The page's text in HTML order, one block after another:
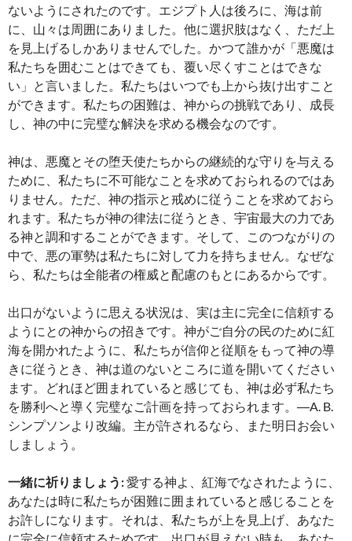
ないようにされたのです。エジプト人は後ろに、海は前
に、山々は周囲にありました。他に選択肢はなく、ただ上
を見上げるしかありませんでした。かつて誰かが「悪魔は
私たちを囲むことはできても、覆い尽くすことはできな
い」と言いました。私たちはいつでも上から抜け出すこと
ができます。私たちの困難は、神からの挑戦であり、成長
し、神の中に完璧な解決を求める機会なのです。
神は、悪魔とその堕天使たちからの継続的な守りを与える
ために、私たちに不可能なことを求めておられるのではあ
りません。ただ、神の指示と戒めに従うことを求めておら
れます。私たちが神の律法に従うとき、宇宙最大の力であ
る神と調和することができます。そして、このつながりの
中で、悪の軍勢は私たちに対して力を持ちません。なぜな
ら、私たちは全能者の権威と配慮のもとにあるからです。
出口がないように思える状況は、実は主に完全に信頼する
ようにとの神からの招きです。神がご自分の民のために紅
海を開かれたように、私たちが信仰と従順をもって神の導
きに従うとき、神は道のないところに道を開いてください
ます。どれほど囲まれていると感じても、神は必ず私たち
を勝利へと導く完璧なご計画を持っておられます。―A. B.
シンプソンより改編。主が許されるなら、また明日お会い
しましょう。
一緒に祈りましょう:愛する神よ、紅海でなされたように、
あなたは時に私たちが困難に囲まれていると感じることを
お許しになります。それは、私たちが上を見上げ、あなた